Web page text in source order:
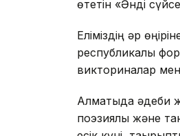
өтетін «Әнді
Еліміздің әр
республикалық
викториналар мен
Алматыда әдеби
поэзиялық және